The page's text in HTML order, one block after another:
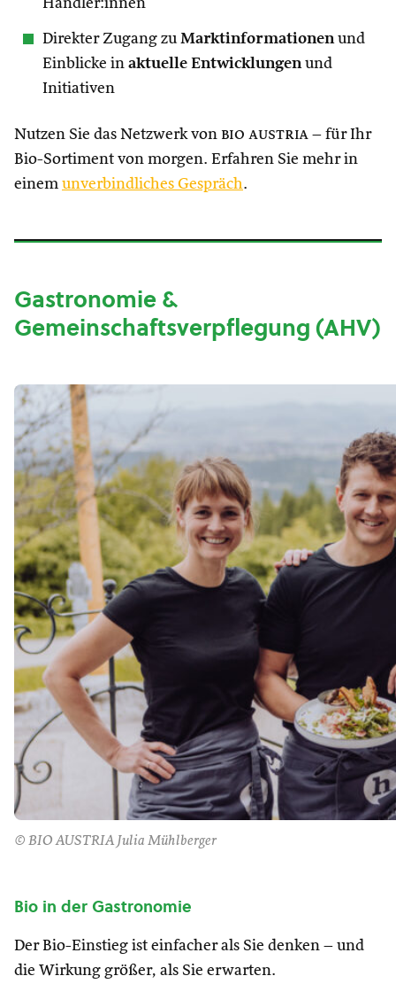
Händler:innen
Direkter Zugang zuMarktinformationenund
Einblicke in aktuelle Entwicklungenund
Initiativen
Nutzen Sie das Netzwerk von bio austria – für Ihr
Bio-Sortiment von morgen. Erfahren Sie mehr in
einem unverbindliches Gespräch.
Gastronomie &
Gemeinschaftsverpflegung (AHV)
© BIO AUSTRIA Julia Mühlberger
Bio in der Gastronomie
Der Bio-Einstieg ist einfacher als Sie denken – und
die Wirkung größer, als Sie erwarten.